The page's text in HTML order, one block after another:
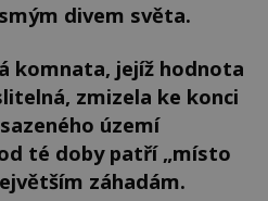
divem světa.
komnata, jejíž hodnota
zmizela ke konci
území
té doby patří „místo
záhadám.